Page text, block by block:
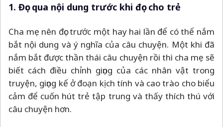
1. Đọc qua nội dung trước khi đọc cho trẻ
Cha mẹ nên đọc trước một hay hai lần để có thể nắm
bắt nội dung và ý nghĩa của câu chuyện. Một khi đã
nắm bắt được thần thái câu chuyện rồi thì cha mẹ sẽ
biết cách điều chỉnh giọng của các nhân vật trong
truyện, giọng kể ở đoạn kịch tính và cao trào cho biểu
cảm để cuốn hút trẻ tập trung và thấy thích thú với
câu chuyện hơn.